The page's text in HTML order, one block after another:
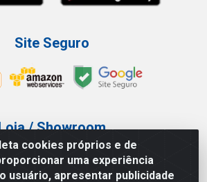
cookies próprios e de
uma experiência
usuário, apresentar publicidade
Site Seguro
/ Showroom
Tel.: (11) 3227-0546
587/597 - Pari - São Paulo/SP